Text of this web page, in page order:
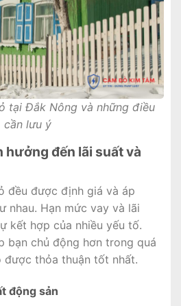
tại Đắk Nông và những điều
cần lưu ý
hưởng đến lãi suất và
đều được định giá và áp
nhau. Hạn mức vay và lãi
kết hợp của nhiều yếu tố.
bạn chủ động hơn trong quá
được thỏa thuận tốt nhất.
động sản